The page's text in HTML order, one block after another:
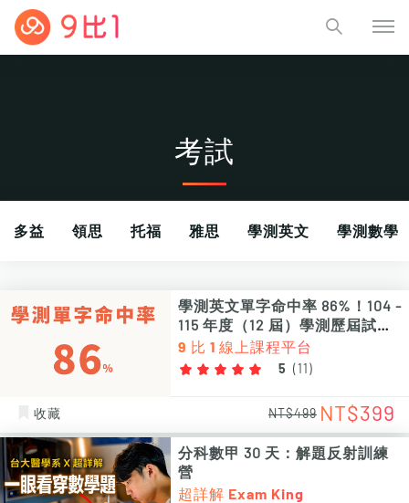
考試
多益 領思 托福 雅思 學測英文 學測數學
學測英文單字命中率 86%！104 -
115 年度（12 屆）學測歷屆試題
單字次數、頻率統計 PDF 電子檔
（非影片課程）
9 比 1 線上課程平台
5 ( )
收藏 NT$499 NT$399
分科數甲 30 天：解題反射訓練
營
超詳解 Exam King